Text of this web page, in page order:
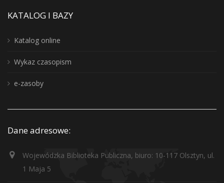
KATALOG I BAZY
Katalog online
Wykaz czasopism
e-zasoby
Dane adresowe:
Wojewódzka Biblioteka Publiczna, biuro: 10-117 Olsztyn, ul.
1 Maja 5